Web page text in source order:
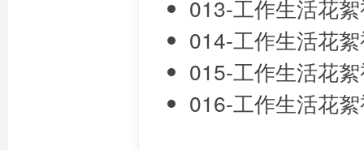
013-工作生活花
014-工作生活花
015-工作生活花
016-工作生活花